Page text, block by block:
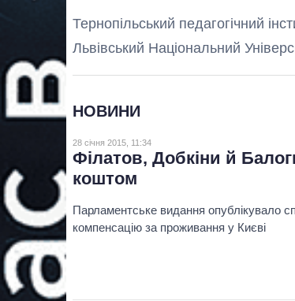
Тернопільський педагогічний
Львівський Національний
НОВИНИ
28 січня 2015, 11:34
Філатов, Добкіни й
коштом
Парламентське видання опублікувало
компенсацію за проживання у Києві